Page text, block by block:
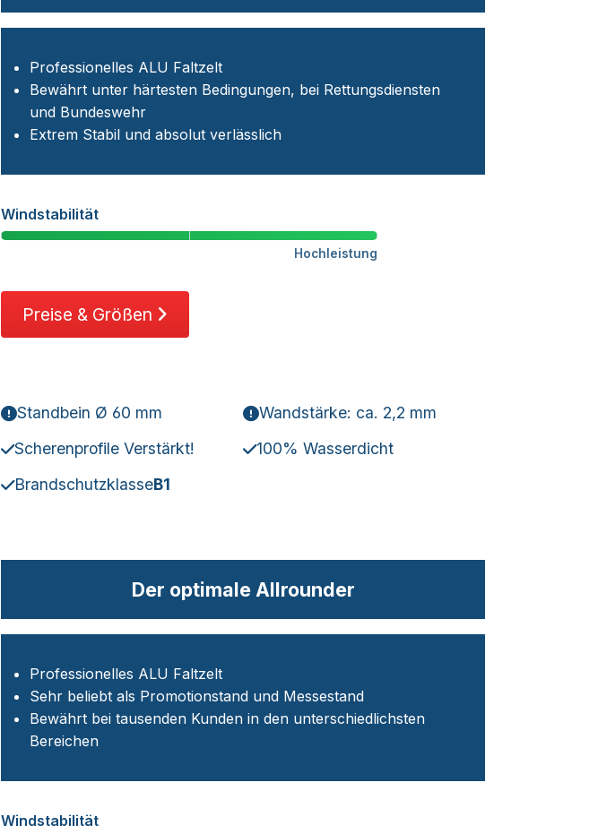
Professionelles ALU Faltzelt
Bewährt unter härtesten Bedingungen, bei Rettungsdiensten
und Bundeswehr
Extrem Stabil und absolut verlässlich
Windstabilität
Hochleistung
Preise & Größen
Standbein Ø 60 mm
Wandstärke: ca. 2,2 mm
Scherenprofile Verstärkt!
100% Wasserdicht
BrandschutzklasseB1
Der optimale Allrounder
Professionelles ALU Faltzelt
Sehr beliebt als Promotionstand und Messestand
Bewährt bei tausenden Kunden in den unterschiedlichsten
Bereichen
Windstabilität